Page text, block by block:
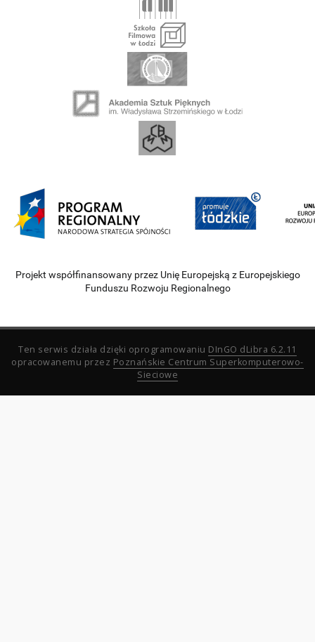
Projekt współfinansowany przez Unię Europejską z Europejskiego
Funduszu Rozwoju Regionalnego
Ten serwis działa dzięki oprogramowaniu DInGO dLibra 6.2.11
opracowanemu przez Poznańskie Centrum Superkomputerowo-
Sieciowe